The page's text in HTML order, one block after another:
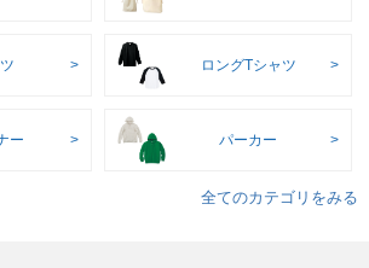
ロングTシャツ
ー パーカー
全てのカテゴリをみる